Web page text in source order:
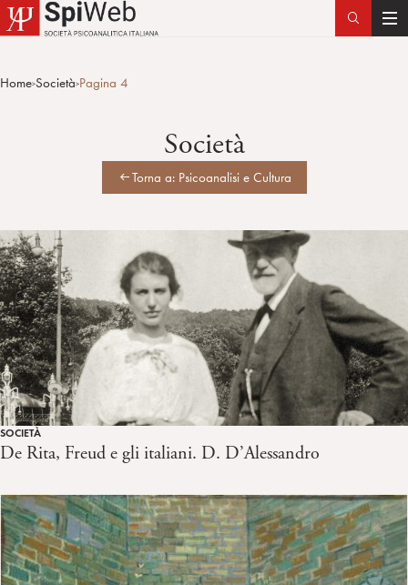
T
o
n
Home>Società>Pagina 4
Torna a: Psicoanalisi e Cultura
Società
SOCIETÀ
De Rita, Freud e gli italiani. D. D’Alessandro